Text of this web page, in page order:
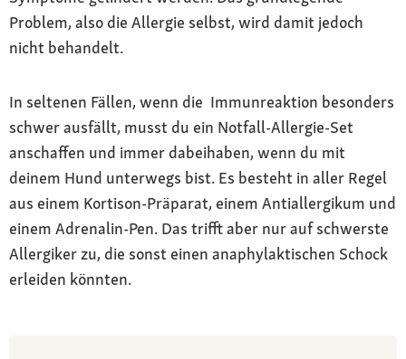
Problem, also die Allergie selbst, wird damit jedoch
nicht behandelt.
In seltenen Fällen, wenn die Immunreaktion besonders
schwer ausfällt, musst du ein Notfall-Allergie-Set
anschaffen und immer dabeihaben, wenn du mit
deinem Hund unterwegs bist. Es besteht in aller Regel
aus einem Kortison-Präparat, einem Antiallergikum und
einem Adrenalin-Pen. Das trifft aber nur auf schwerste
Allergiker zu, die sonst einen anaphylaktischen Schock
erleiden könnten.